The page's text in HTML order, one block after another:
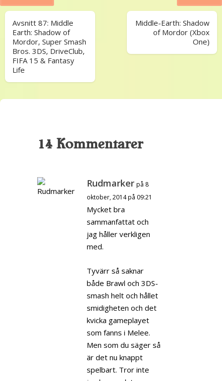
Avsnitt 87: Middle
Earth: Shadow of
Mordor, Super Smash
Bros. 3DS, DriveClub,
FIFA 15 & Fantasy
Life
Middle-Earth: Shadow
of Mordor (Xbox
One)
14 Kommentarer
Rudmarker på 8
oktober, 2014 på 09:21
Mycket bra
sammanfattat och
jag håller verkligen
med.
Tyvärr så saknar
både Brawl och 3DS-
smash helt och hållet
smidigheten och det
kvicka gameplayet
som fanns i Melee.
Men som du säger så
är det nu knappt
spelbart. Tror inte